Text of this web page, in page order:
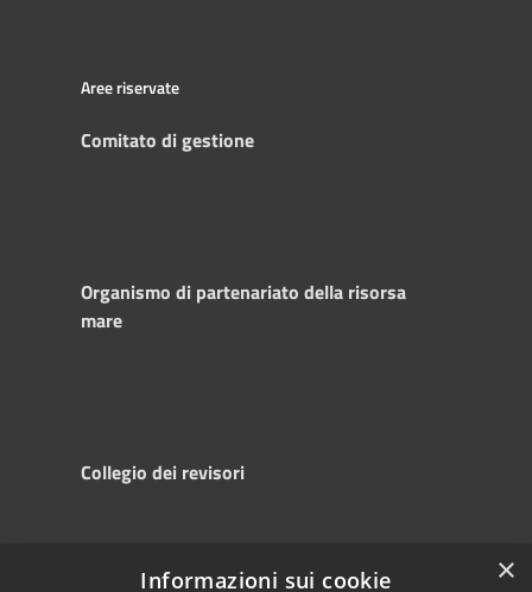
Aree riservate
Comitato di gestione
Organismo di partenariato della risorsa
mare
Collegio dei revisori
×
Informazioni sui cookie